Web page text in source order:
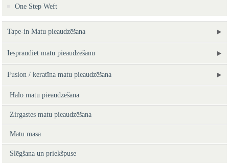
One Step Weft
Tape-in ​​Matu pieaudzēšana
Iespraudiet matu pieaudzēšanu
Fusion / keratīna matu pieaudzēšana
Halo matu pieaudzēšana
Zirgastes matu pieaudzēšana
Matu masa
Slēgšana un priekšpuse